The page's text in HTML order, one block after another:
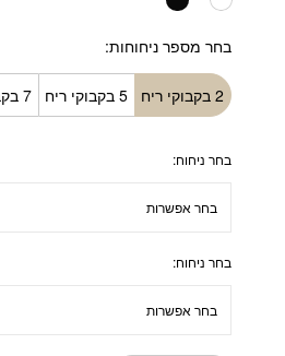
בחר מספר ניחוחות
2 בקבוקי ריח 5 בקבוקי ריח 7 בקבוקי ריח
בחר ניחוח:
בחר ניחוח: